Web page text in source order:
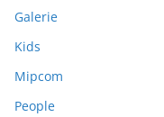
Galerie
Kids
Mipcom
People